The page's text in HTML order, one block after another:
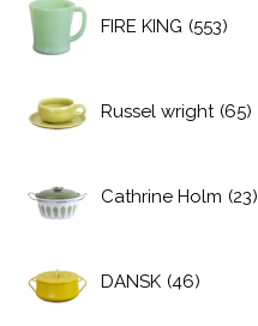
FIRE KING (553)
Russel wright (65)
Cathrine Holm (23)
DANSK (46)